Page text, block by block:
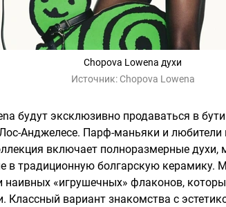
Chopova Lowena духи
Источник: Chopova Lowena
будут эксклюзивно продаваться в
Анджелесе. Парф-маньяки и любители
включает полноразмерные духи,
в традиционную болгарскую керамику.
наивных «игрушечных» флаконов,
Классный вариант знакомства с